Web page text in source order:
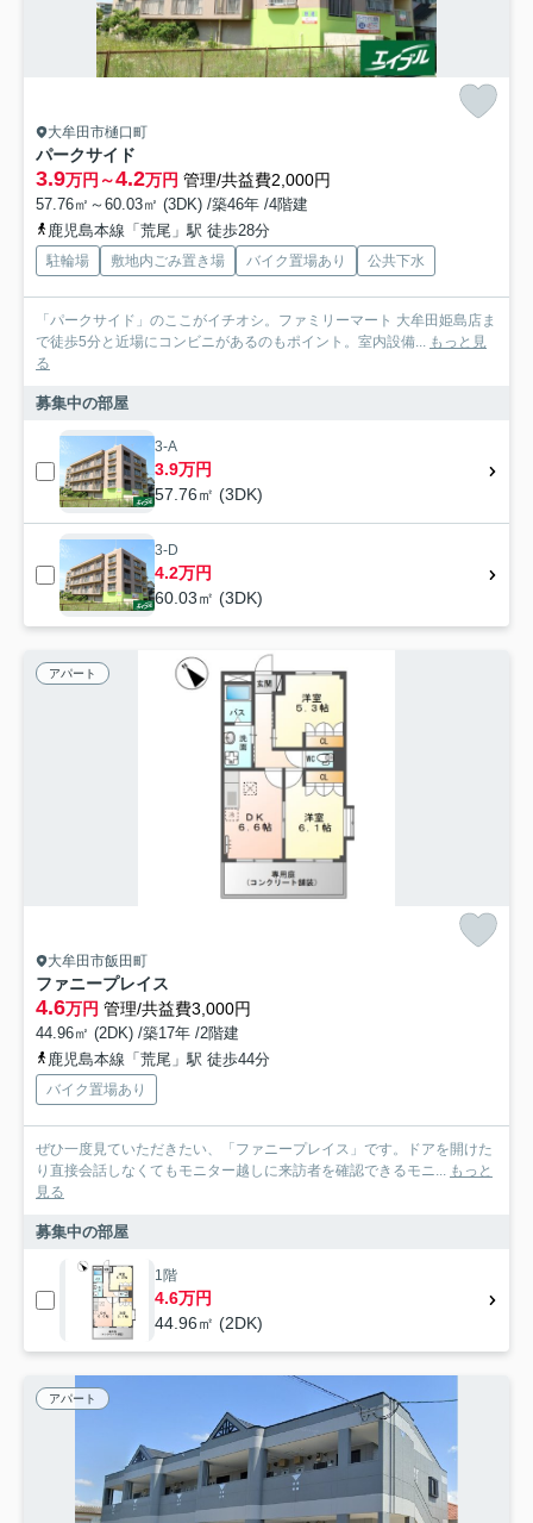
大牟田市樋口町
パークサイド
3.9万円～4.2万円 管理/共益費2,000円
57.76㎡～60.03㎡ (3DK) /築46年 /4階建
鹿児島本線「荒尾」駅 徒歩28分
駐輪場 敷地内ごみ置き場 バイク置場あり 公共下水
「パークサイド」のここがイチオシ。ファミリーマート 大牟田姫島店ま
で徒歩5分と近場にコンビニがあるのもポイント。室内設備... もっと見
る
募集中の部屋
3-A
3.9万円
57.76㎡ (3DK)
3-D
4.2万円
60.03㎡ (3DK)
アパート
大牟田市飯田町
ファニープレイス
4.6万円 管理/共益費3,000円
44.96㎡ (2DK) /築17年 /2階建
鹿児島本線「荒尾」駅 徒歩44分
バイク置場あり
ぜひ一度見ていただきたい、「ファニープレイス」です。ドアを開けた
り直接会話しなくてもモニター越しに来訪者を確認できるモニ... もっと
見る
募集中の部屋
1階
4.6万円
44.96㎡ (2DK)
アパート